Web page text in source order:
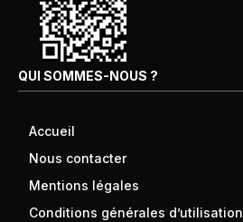
QUI SOMMES-NOUS ?
Accueil
Nous contacter
Mentions légales
Conditions générales d’utilisation